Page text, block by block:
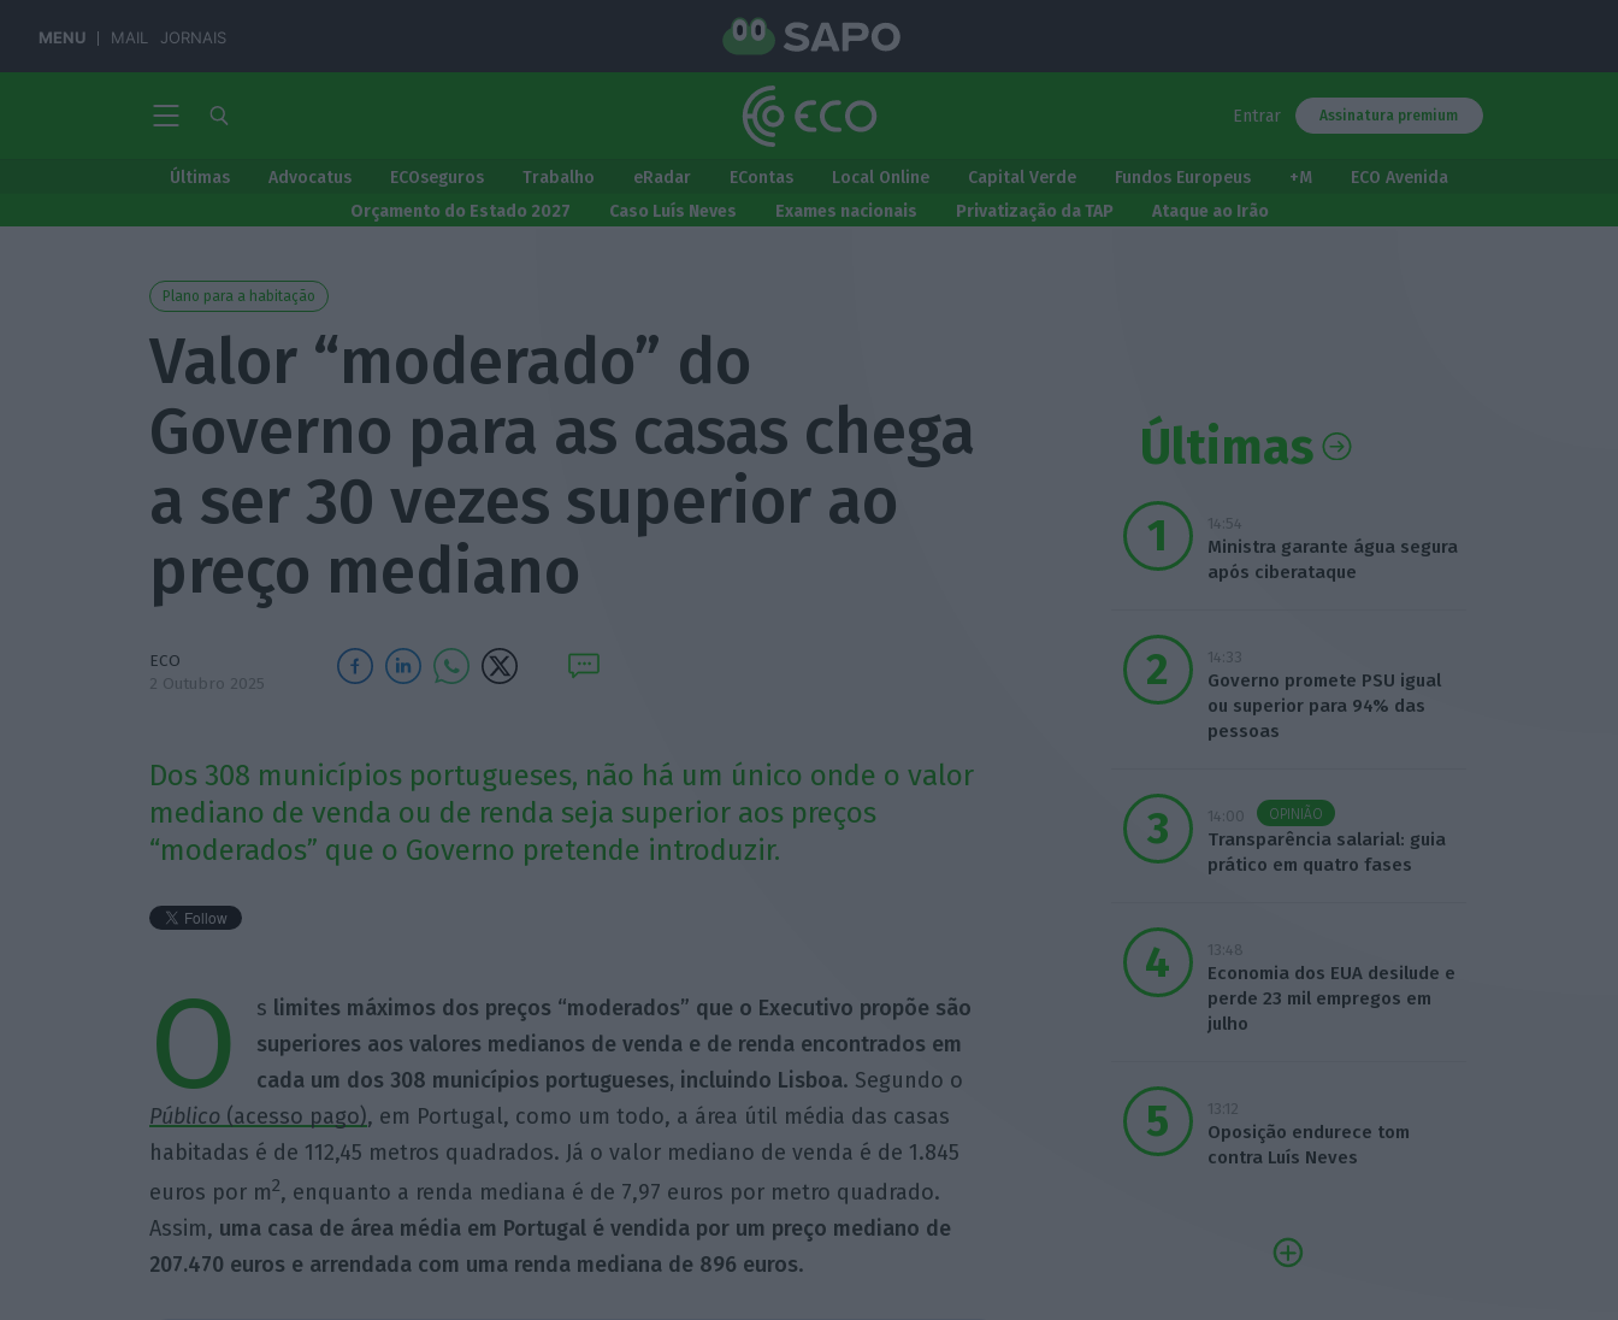
MENU MAIL JORNAIS
Entrar Assinatura premium
Últimas Advocatus ECOseguros Trabalho eRadar EContas Local Online Capital Verde Fundos Europeus +M
ECO Avenida
Orçamento do Estado 2027
Caso Luís Neves Exames nacionais Privatização da TAP Ataque ao Irão
Plano para a habitação
Valor “moderado” do
Governo para as casas chega
a ser 30 vezes superior ao
preço mediano
ECO
2 Outubro 2025
Dos 308 municípios portugueses, não há um único onde o valor
mediano de venda ou de renda seja superior aos preços
“moderados” que o Governo pretende introduzir.
O s limites máximos dos preços “moderados” que o Executivo propõe são
superiores aos valores medianos de venda e de renda encontrados em
cada um dos 308 municípios portugueses, incluindo Lisboa. Segundo o
Público (acesso pago), em Portugal, como um todo, a área útil média das casas
habitadas é de 112,45 metros quadrados. Já o valor mediano de venda é de 1.845
euros por m2, enquanto a renda mediana é de 7,97 euros por metro quadrado.
Assim, uma casa de área média em Portugal é vendida por um preço mediano de
207.470 euros e arrendada com uma renda mediana de 896 euros.
Últimas
14:54
Ministra garante água segura
após ciberataque
14:33
Governo promete PSU igual
ou superior para 94% das
pessoas
14:00 OPINIÃO
Transparência salarial: guia
prático em quatro fases
13:48
Economia dos EUA desilude e
perde 23 mil empregos em
julho
13:12
Oposição endurece tom
contra Luís Neves